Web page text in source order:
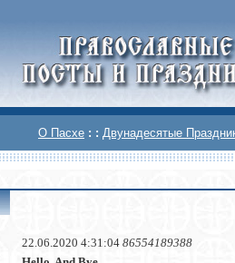
О Пасхе : : Двунадесятые
22.06.2020 4:31:04 86554189388